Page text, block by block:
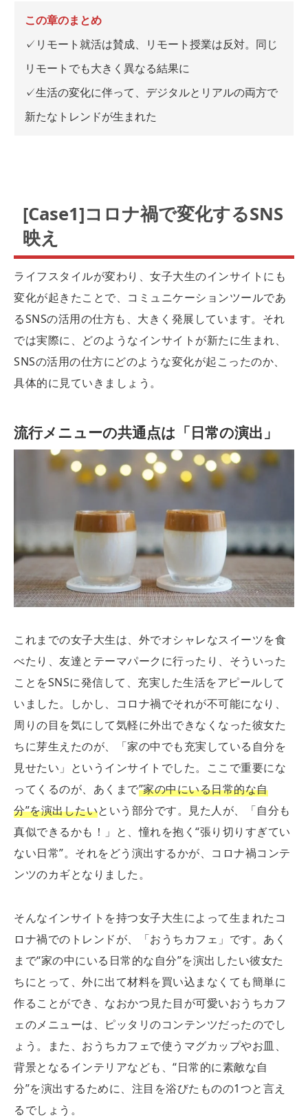
この章のまとめ
✓リモート就活は賛成、リモート授業は反対。同じ
リモートでも大きく異なる結果に
✓生活の変化に伴って、デジタルとリアルの両方で
新たなトレンドが生まれた
[Case1]コロナ禍で変化するSNS
映え
ライフスタイルが変わり、女子大生のインサイトにも
変化が起きたことで、コミュニケーションツールであ
るSNSの活用の仕方も、大きく発展しています。それ
では実際に、どのようなインサイトが新たに生まれ、
SNSの活用の仕方にどのような変化が起こったのか、
具体的に見ていきましょう。
流行メニューの共通点は「日常の演出」
これまでの女子大生は、外でオシャレなスイーツを食
べたり、友達とテーマパークに行ったり、そういった
ことをSNSに発信して、充実した生活をアピールして
いました。しかし、コロナ禍でそれが不可能になり、
周りの目を気にして気軽に外出できなくなった彼女た
ちに芽生えたのが、「家の中でも充実している自分を
見せたい」というインサイトでした。ここで重要にな
ってくるのが、あくまで”家の中にいる日常的な自
分”を演出したいという部分です。見た人が、「自分も
真似できるかも！」と、憧れを抱く“張り切りすぎてい
ない日常”。それをどう演出するかが、コロナ禍コンテ
ンツのカギとなりました。
そんなインサイトを持つ女子大生によって生まれたコ
ロナ禍でのトレンドが、「おうちカフェ」です。あく
まで“家の中にいる日常的な自分”を演出したい彼女た
ちにとって、外に出て材料を買い込まなくても簡単に
作ることができ、なおかつ見た目が可愛いおうちカフ
ェのメニューは、ピッタリのコンテンツだったのでし
ょう。また、おうちカフェで使うマグカップやお皿、
背景となるインテリアなども、“日常的に素敵な自
分”を演出するために、注目を浴びたものの1つと言え
るでしょう。